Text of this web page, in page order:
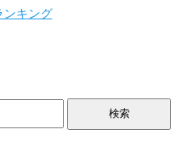
ンキング